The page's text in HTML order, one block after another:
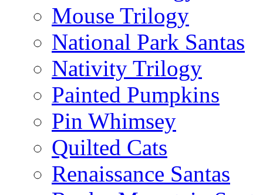
Mouse Trilogy
National Park Santas
Nativity Trilogy
Painted Pumpkins
Pin Whimsey
Quilted Cats
Renaissance Santas